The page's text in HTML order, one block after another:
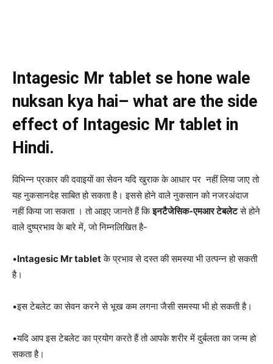
Intagesic Mr tablet se hone wale
nuksan kya hai– what are the side
effect of Intagesic Mr tablet in
Hindi.
विभिन्न प्रकार की दवाइयों का सेवन यदि खुराक के आधार पर नहीं लिया जाए तो
यह नुकसानदेह साबित हो सकता है। इससे होने वाले नुकसान को नजरअंदाज
नहीं किया जा सकता । तो आइए जानते हैं किइनटैजेसिक-एमआर टेबलेटसे होने
वाले दुष्प्रभाव के बारे में, जो निम्नलिखित है-
•Intagesic Mr tabletके प्रभाव से दस्त की समस्या भी उत्पन्न हो सकती
है।
•इस टेबलेट का सेवन करने से भूख कम लगना जैसी समस्या भी हो सकती है।
•यदि आप इस टेबलेट का प्रयोग करते हैं तो आपके शरीर में दुर्बलता का जन्म हो
सकता है।